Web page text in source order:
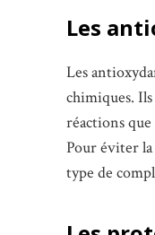
Les
Les
chimiques.
réactions que
Pour éviter
type de